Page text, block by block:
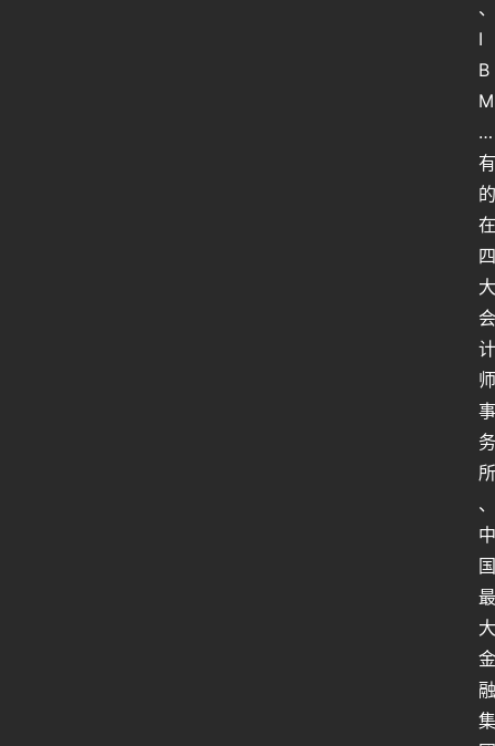
、
I
B
M
…
有
的
在
四
大
会
计
师
事
务
所
、
中
国
最
大
金
融
集